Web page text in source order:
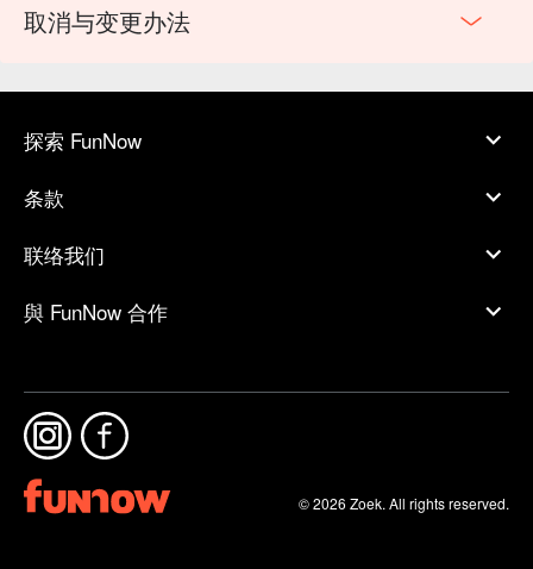
取消与变更办法
探索 FunNow
条款
联络我们
與 FunNow 合作
© 2026 Zoek. All rights reserved.